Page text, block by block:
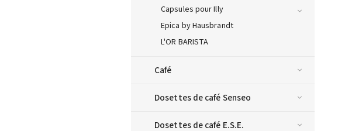
Capsules pour Illy
Epica by Hausbrandt
L'OR BARISTA
Café
Dosettes de café Senseo
Dosettes de café E.S.E.